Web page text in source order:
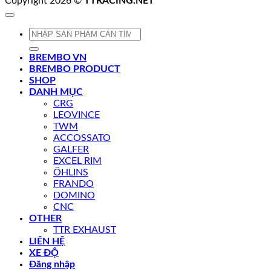
Tìm
BREMBO VN
BREMBO PRODUCT
SHOP
DANH MỤC
CRG
LEOVINCE
TWM
ACCOSSATO
GALFER
EXCEL RIM
ÖHLINS
FRANDO
DOMINO
CNC
OTHER
TTR EXHAUST
LIÊN HỆ
XE ĐỘ
Đăng nhập